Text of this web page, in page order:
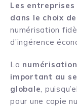
Les
dans le choix
numérisation
d’ingérence
La
important au
globale,
pour une copie